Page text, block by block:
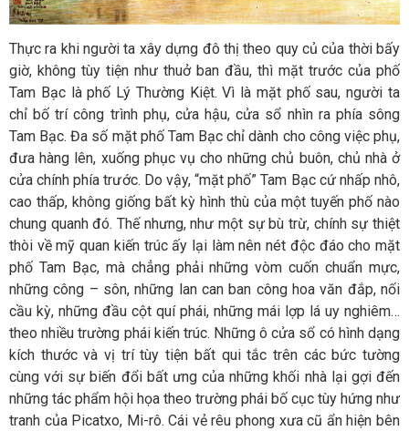
Thực ra khi người ta xây dựng đô thị theo quy củ của thời bấy
giờ, không tùy tiện như thuở ban đầu, thì mặt trước của phố
Tam Bạc là phố Lý Thường Kiệt. Vì là mặt phố sau, người ta
chỉ bố trí công trình phụ, cửa hậu, cửa sổ nhìn ra phía sông
Tam Bạc. Đa số mặt phố Tam Bạc chỉ dành cho công việc phụ,
đưa hàng lên, xuống phục vụ cho những chủ buôn, chủ nhà ở
cửa chính phía trước. Do vậy, “mặt phố” Tam Bạc cứ nhấp nhô,
cao thấp, không giống bất kỳ hình thù của một tuyến phố nào
chung quanh đó. Thế nhưng, như một sự bù trừ, chính sự thiệt
thòi về mỹ quan kiến trúc ấy lại làm nên nét độc đáo cho mặt
phố Tam Bạc, mà chẳng phải những vòm cuốn chuẩn mực,
những công – sôn, những lan can ban công hoa văn đắp, nối
cầu kỳ, những đầu cột quí phái, những mái lợp lá uy nghiêm…
theo nhiều trường phái kiến trúc. Những ô cửa sổ có hình dạng
kích thước và vị trí tùy tiện bất qui tắc trên các bức tường
cùng với sự biến đổi bất ưng của những khối nhà lại gợi đến
những tác phẩm hội họa theo trường phái bố cục tùy hứng như
tranh của Picatxo, Mi-rô. Cái vẻ rêu phong xưa cũ ẩn hiện bên